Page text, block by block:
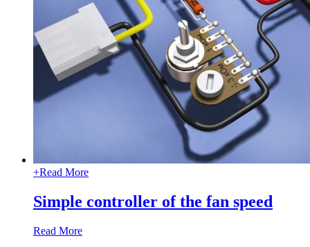
+Read More
Simple controller of the fan speed
Read More